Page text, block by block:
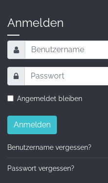
Anmelden
Angemeldet bleiben
Anmelden
Benutzername vergessen?
Passwort vergessen?